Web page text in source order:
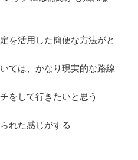
を活用した簡便な方法がと
ては、かなり現実的な路線
をして行きたいと思う
れた感じがする